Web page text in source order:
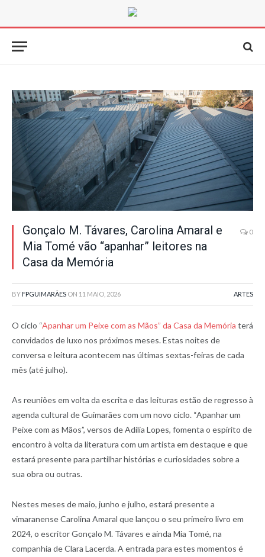
Gonçalo M. Távares, Carolina Amaral e
Mia Tomé vão “apanhar” leitores na
Casa da Memória
0
BY FPGUIMARÃES ON 11 MAIO, 2026 ARTES
O ciclo “Apanhar um Peixe com as Mãos” da Casa da Memória terá
convidados de luxo nos próximos meses. Estas noites de
conversa e leitura acontecem nas últimas sextas-feiras de cada
mês (até julho).
As reuniões em volta da escrita e das leituras estão de regresso à
agenda cultural de Guimarães com um novo ciclo. “Apanhar um
Peixe com as Mãos”, versos de Adília Lopes, fomenta o espírito de
encontro à volta da literatura com um artista em destaque e que
estará presente para partilhar histórias e curiosidades sobre a
sua obra ou outras.
Nestes meses de maio, junho e julho, estará presente a
vimaranense Carolina Amaral que lançou o seu primeiro livro em
2024, o escritor Gonçalo M. Távares e ainda Mia Tomé, na
companhia de Clara Lacerda. A entrada para estes momentos é